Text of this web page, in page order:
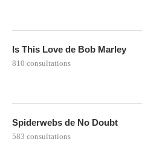
Is This Love de Bob Marley
810 consultations
Spiderwebs de No Doubt
583 consultations